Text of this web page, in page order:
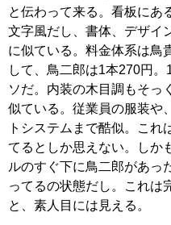
と伝わって来る。看板にあ
文字風だし、書体、デザイ
に似ている。料金体系は鳥
して、鳥二郎は1本270円。
ソだ。内装の木目調もそっ
似ている。従業員の服装や
トシステムまで酷似。これ
てるとしか思えない。しか
ルのすぐ下に鳥二郎があっ
ってるの状態だし。これは
と、素人目には見える。